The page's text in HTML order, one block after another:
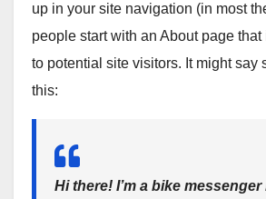
up in your site navigation (in most
people start with an About page
to potential site visitors. It might say
this:
Hi there! I’m a bike messenger